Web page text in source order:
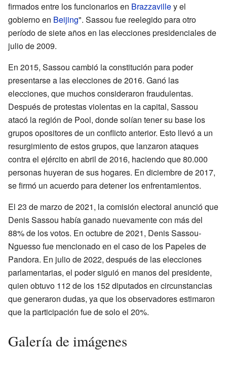
firmados entre los funcionarios en Brazzavilley el
gobierno en Beijing". Sassou fue reelegido para otro
período de siete años en las elecciones presidenciales de
julio de 2009.
En 2015, Sassou cambió la constitución para poder
presentarse a las elecciones de 2016. Ganó las
elecciones, que muchos consideraron fraudulentas.
Después de protestas violentas en la capital, Sassou
atacó la región de Pool, donde solían tener su base los
grupos opositores de un conflicto anterior. Esto llevó a un
resurgimiento de estos grupos, que lanzaron ataques
contra el ejército en abril de 2016, haciendo que 80.000
personas huyeran de sus hogares. En diciembre de 2017,
se firmó un acuerdo para detener los enfrentamientos.
El 23 de marzo de 2021, la comisión electoral anunció que
Denis Sassou había ganado nuevamente con más del
88% de los votos. En octubre de 2021, Denis Sassou-
Nguesso fue mencionado en el caso de los Papeles de
Pandora. En julio de 2022, después de las elecciones
parlamentarias, el poder siguió en manos del presidente,
quien obtuvo 112 de los 152 diputados en circunstancias
que generaron dudas, ya que los observadores estimaron
que la participación fue de solo el 20%.
Galería de imágenes